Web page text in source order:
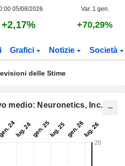
05/08/2026 Var. 1 gen.
+2,17% +70,29%
Grafici Notizie Società
delle Stime
medio: Neuronetics, Inc.